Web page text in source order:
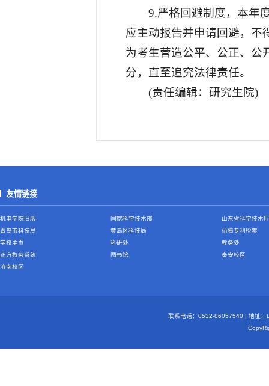
9.严格回避制度，本年
应主动报告并申请回避，不
为考生营造公平、公正、公
分，直至追究法律责任。
(责任编辑：研究生院)
友情链接
机电学院旧版 国家科学技术部
山东省科学技术厅
青岛市科技局
黄岛区科技局
佰腾专利检索
学校主页
科研处
教务处
正方教务系统
图书馆
泰安校区
济南校区
联系电话：0532-86057540 | 地址：